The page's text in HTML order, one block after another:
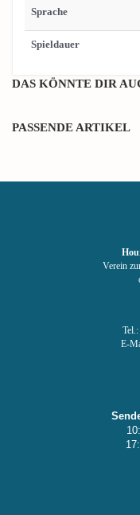
Sprache
Spieldauer
DAS KÖNNTE DIR
PASSENDE ARTIKEL
Verein
E-